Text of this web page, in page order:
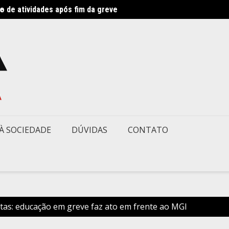
de atividades após fim da greve
SOCIEDADE DÚVIDAS CONTATO
educação em greve faz ato em frente ao MGI